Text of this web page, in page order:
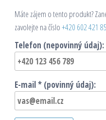
Máte zájem o tento produkt?
zavolejte na číslo+420 602 421
Telefon (nepovinný údaj):
E-mail * (povinný údaj):